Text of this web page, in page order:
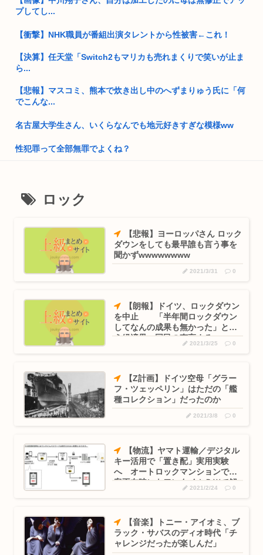
実は女に勘違いされている男のオ●ニー挙げてけ
首都大東京、豪雨
人審判に...
お前らが性欲のせいでやってしまったキチゲェ行為あげてけ
数学者「AIで数学の未解決問題解いたわ」女性「お前の証明間
違って...
“若い男女の市職員”が突然家に来て「熊本地震への募金して」
不審...
職場の後輩女に誕プレあげたいんだけど何あげたらいい？
財務省のエース、左遷
プしてし...
【衝撃】NHK職員が番組出演タレントから性被害←これ！
【決算】任天堂「Switch2もマリカも売れまくりで笑いが止ま
ら...
【悲報】マスコミ、熊本で炊き出し中のへずまりゅう氏に「何
でこんな...
名古屋大学生さん、いくらなんでも地元好きすぎな模様ww
性犯罪って全部無罪でよくね？
【訃報】寿美花代さん死去 94歳 高嶋政宏・政伸兄弟の母
増築...
ワイの上司がカラオケでT-BOLANばっかり歌うんやが
【画像】田村保乃のパイが立派！【ほのす】【櫻坂46】
ファイナルファンタジー4の最終メンバーとかいう最高のチー
まんさん被災地に手作りおにぎりを出荷www
高市早苗の熊本襲来時、被災者の声遮られていた！
大阪府警の犯人射殺動画、全く撃ち56す必要なかったwww
NEW踊る大捜査さん例のあの人出演で面白そう
【正論】有吉「『俺テレビ見ない』って言う奴おかしいだろ。
団子屋で...
令和の関西援交、トー横シリーズ。ホストにハマったJK JC の
動...
顧客の現金1700万円預かったまま… 七十七銀元行員が行方不
ロック
【悲報】ヨーロッパさん ロック
ダウンをしても最早誰も言う事を
聞かずwwwwwwww
2021/3/31 0
【朗報】ドイツ、ロックダウン
を中止 「半年間ロックダウン
してなんの成果も無かった」とい
う経済界・国民の声高まる
2021/3/25 0
【Z計画】ドイツ空母「グラー
フ・ツェッペリン」はただの「艦
種コレクション」だったのか
2021/3/8 0
【物流】ヤマト運輸／デジタル
キー活用で「置き配」実用実験
へ オートロックマンションで顧
客不在時にもワンタイムＰＷで解
2021/2/24 0
【音楽】トニー・アイオミ、ブ
ラック・サバスのディオ時代「チ
ャレンジだったが楽しんだ」